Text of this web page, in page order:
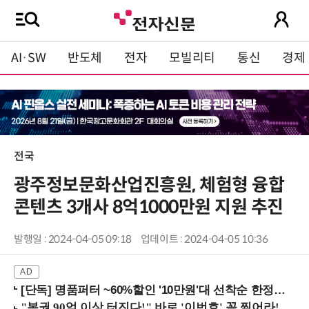
AI·SW 반도체 전자 모빌리티 통신 경제
전국
광주정보문화산업진흥원, 체험형 융합
콘텐츠 3개사 8억1000만원 지원 추진
발행일 : 2024-04-05 09:18 업데이트 : 2024-04-05 10:36
[단독] 명품퍼터 ~60%할인 '10만원'대 선착순 한정판매!